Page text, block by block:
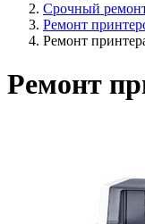
Срочный
Ремонт
Ремонт
Ремонт